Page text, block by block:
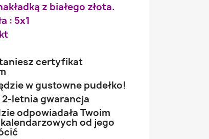
z białego złota.
: 5x1
certyfikat
w gustowne pudełko!
letnia gwarancja
odpowiadała Twoim
od jego